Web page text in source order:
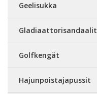
Geelisukka
Gladiaattorisandaalit
Golfkengät
Hajunpoistajapussit